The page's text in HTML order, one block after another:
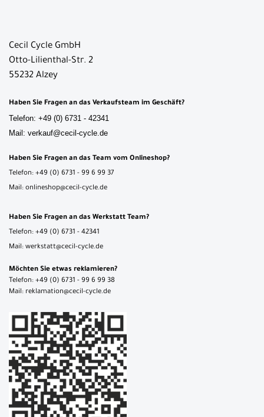
Cecil Cycle GmbH
Otto-Lilienthal-Str. 2
55232 Alzey
Haben Sie Fragen an das Verkaufsteam im Geschäft?
Telefon: +49 (0) 6731 - 42341
Mail: verkauf@cecil-cycle.de
Haben Sie Fragen an das Team vom Onlineshop?
Telefon: +49 (0) 6731 - 99 6 99 37
Mail: onlineshop@cecil-cycle.de
Haben Sie Fragen an das Werkstatt Team?
Telefon: +49 (0) 6731 - 42341
Mail: werkstatt@cecil-cycle.de
Möchten Sie etwas reklamieren?
Telefon: +49 (0) 6731 - 99 6 99 38
Mail: reklamation@cecil-cycle.de